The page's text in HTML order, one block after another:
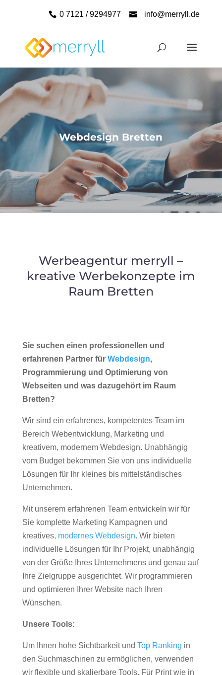
0 7121 / 9294977 info@merryll.de
Webdesign Bretten
Werbeagentur merryll –
kreative Werbekonzepte im
Raum Bretten
Sie suchen einen professionellen und
erfahrenen Partner für Webdesign,
Programmierung und Optimierung von
Webseiten und was dazugehört im Raum
Bretten?
Wir sind ein erfahrenes, kompetentes Team im
Bereich Webentwicklung, Marketing und
kreativem, modernem Webdesign. Unabhängig
vom Budget bekommen Sie von uns individuelle
Lösungen für Ihr kleines bis mittelständisches
Unternehmen.
Mit unserem erfahrenen Team entwickeln wir für
Sie komplette Marketing Kampagnen und
kreatives, modernes Webdesign. Wir bieten
individuelle Lösungen für Ihr Projekt, unabhängig
von der Größe Ihres Unternehmens und genau auf
Ihre Zielgruppe ausgerichtet. Wir programmieren
und optimieren Ihrer Website nach Ihren
Wünschen.
Unsere Tools:
Um Ihnen hohe Sichtbarkeit und Top Ranking in
den Suchmaschinen zu ermöglichen, verwenden
wir flexible und skalierbare Tools. Für Print wie in